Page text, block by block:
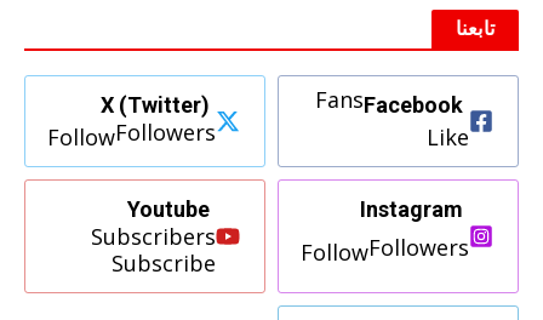
تابعنا
Facebook
Fans
Like
X (Twitter)
Followers
Follow
Instagram
Followers
Follow
Youtube
Subscribers
Subscribe